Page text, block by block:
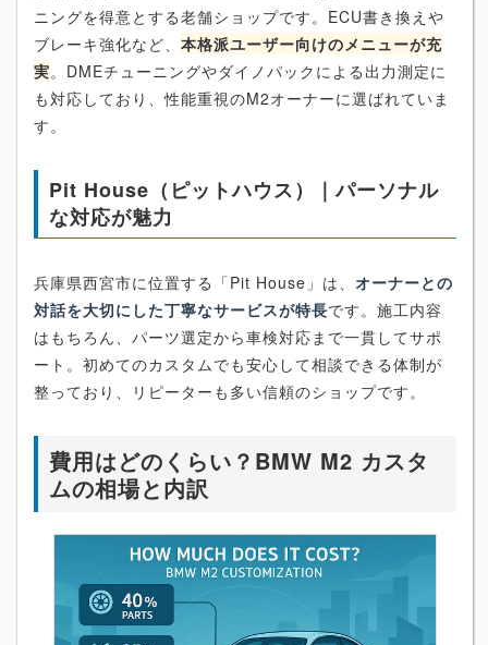
ニングを得意とする老舗ショップです。ECU書き換えや
ブレーキ強化など、 本格派ユーザー向けのメニューが充
実。DMEチューニングやダイノパックによる出力測定に
も対応しており、性能重視のM2オーナーに選ばれていま
す。
Pit House（ピットハウス）｜パーソナル
な対応が魅力
兵庫県西宮市に位置する「Pit House」は、 オーナーとの
対話を大切にした丁寧なサービスが特長です。施工内容
はもちろん、パーツ選定から車検対応まで一貫してサポ
ート。初めてのカスタムでも安心して相談できる体制が
整っており、リピーターも多い信頼のショップです。
費用はどのくらい？BMW M2 カスタ
ムの相場と内訳